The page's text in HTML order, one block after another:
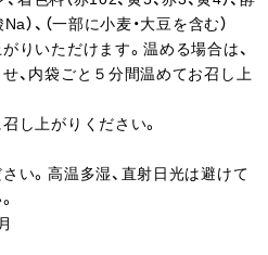
）、（一部に小麦・大豆を含む）
りいただけます。温める場合は、
、内袋ごと５分間温めてお召し上
し上がりください。
い。高温多湿、直射日光は避けて